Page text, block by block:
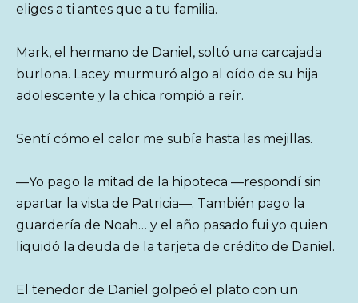
eliges a ti antes que a tu familia.
Mark, el hermano de Daniel, soltó una carcajada
burlona. Lacey murmuró algo al oído de su hija
adolescente y la chica rompió a reír.
Sentí cómo el calor me subía hasta las mejillas.
—Yo pago la mitad de la hipoteca —respondí sin
apartar la vista de Patricia—. También pago la
guardería de Noah… y el año pasado fui yo quien
liquidó la deuda de la tarjeta de crédito de Daniel.
El tenedor de Daniel golpeó el plato con un